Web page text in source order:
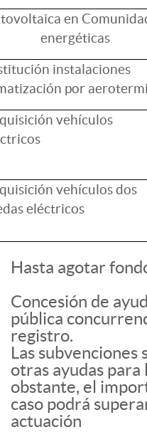
en
energéticas
instalaciones
por
vehículos
vehículos dos
eléctricos
Hasta agotar
Concesión de
pública
registro.
Las subvenciones
otras ayudas
obstante, el
caso podrá
actuación